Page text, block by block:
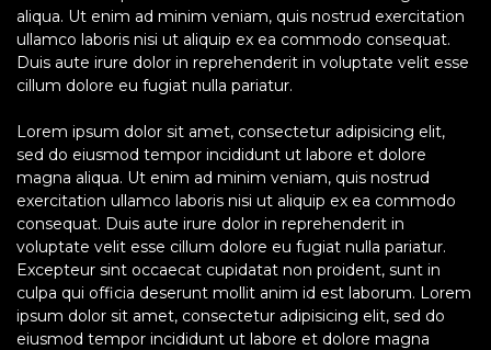
aliqua. Ut enim ad minim veniam, quis nostrud exercitation
ullamco laboris nisi ut aliquip ex ea commodo consequat.
Duis aute irure dolor in reprehenderit in voluptate velit esse
cillum dolore eu fugiat nulla pariatur.
Lorem ipsum dolor sit amet, consectetur adipisicing elit,
sed do eiusmod tempor incididunt ut labore et dolore
magna aliqua. Ut enim ad minim veniam, quis nostrud
exercitation ullamco laboris nisi ut aliquip ex ea commodo
consequat. Duis aute irure dolor in reprehenderit in
voluptate velit esse cillum dolore eu fugiat nulla pariatur.
Excepteur sint occaecat cupidatat non proident, sunt in
culpa qui officia deserunt mollit anim id est laborum. Lorem
ipsum dolor sit amet, consectetur adipisicing elit, sed do
eiusmod tempor incididunt ut labore et dolore magna